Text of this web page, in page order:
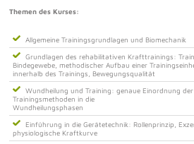
Themen des Kurses:
Allgemeine Trainingsgrundlagen und Biomechanik
Grundlagen des rehabilitativen Krafttrainings:
Bindegewebe, methodischer Aufbau einer
innerhalb des Trainings, Bewegungsqualität
Wundheilung und Training: genaue Einordnung der
Trainingsmethoden in die
Wundheilungsphasen
Einführung in die Gerätetechnik: Rollenprinzip,
physiologische Kraftkurve